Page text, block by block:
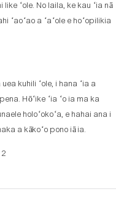
like ʻole. No laila, ke kau ʻia nā
ʻaoʻao a ʻaʻole e hoʻopilikia
kuhili ʻole, i hana ʻia a
Hōʻike ʻia ʻo ia ma ka
holoʻokoʻa, e hahai ana i
a kākoʻo pono iā ia.